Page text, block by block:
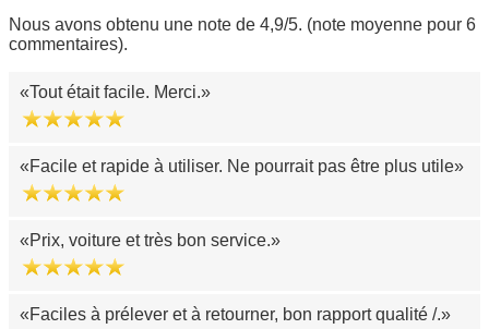
Nous avons obtenu une note de 4,9/5. (note moyenne pour 6
commentaires).
Tout était facile. Merci.
Facile et rapide à utiliser. Ne pourrait pas être plus utile
Prix, voiture et très bon service.
Faciles à prélever et à retourner, bon rapport qualité /.